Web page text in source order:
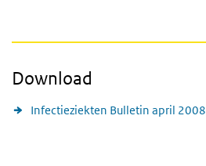
Download
Infectieziekten Bulletin april 2008